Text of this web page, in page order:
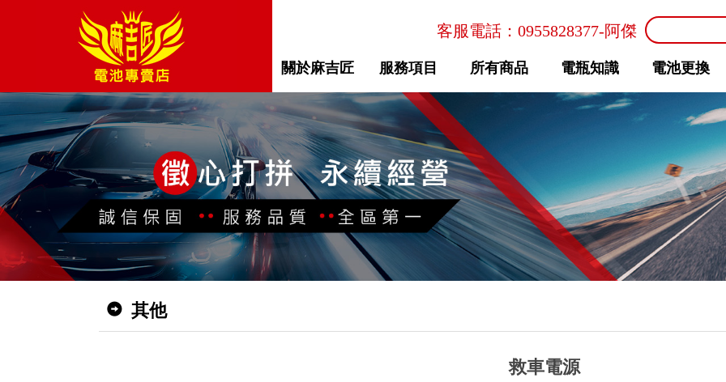
客服電話： 0955828377-阿傑
關於麻吉匠 服務項目 所有商品 電瓶知識 電池更換
其他
救車電源